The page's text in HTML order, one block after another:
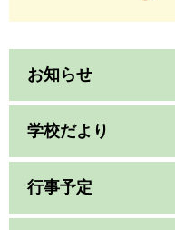
お知らせ
学校だより
行事予定